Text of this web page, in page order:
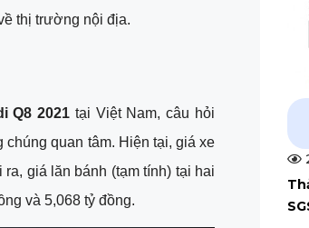
thị trường nội địa.
Q8 2021 tại Việt Nam, câu hỏi
quan tâm. Hiện tại, giá xe
giá lăn bánh (tạm tính) tại hai
và 5,068 tỷ đồng.